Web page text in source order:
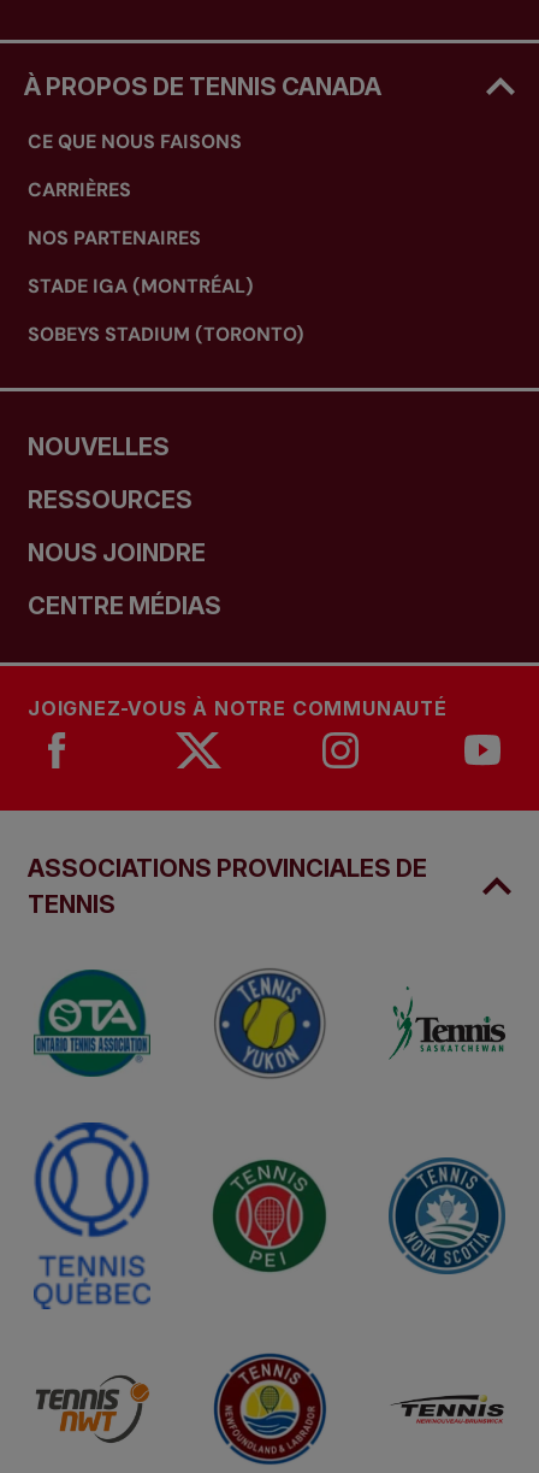
À PROPOS DE TENNIS CANADA
CE QUE NOUS FAISONS
CARRIÈRES
NOS PARTENAIRES
STADE IGA (MONTRÉAL)
SOBEYS STADIUM (TORONTO)
NOUVELLES
RESSOURCES
NOUS JOINDRE
CENTRE MÉDIAS
JOIGNEZ-VOUS À NOTRE COMMUNAUTÉ
ASSOCIATIONS PROVINCIALES DE
TENNIS